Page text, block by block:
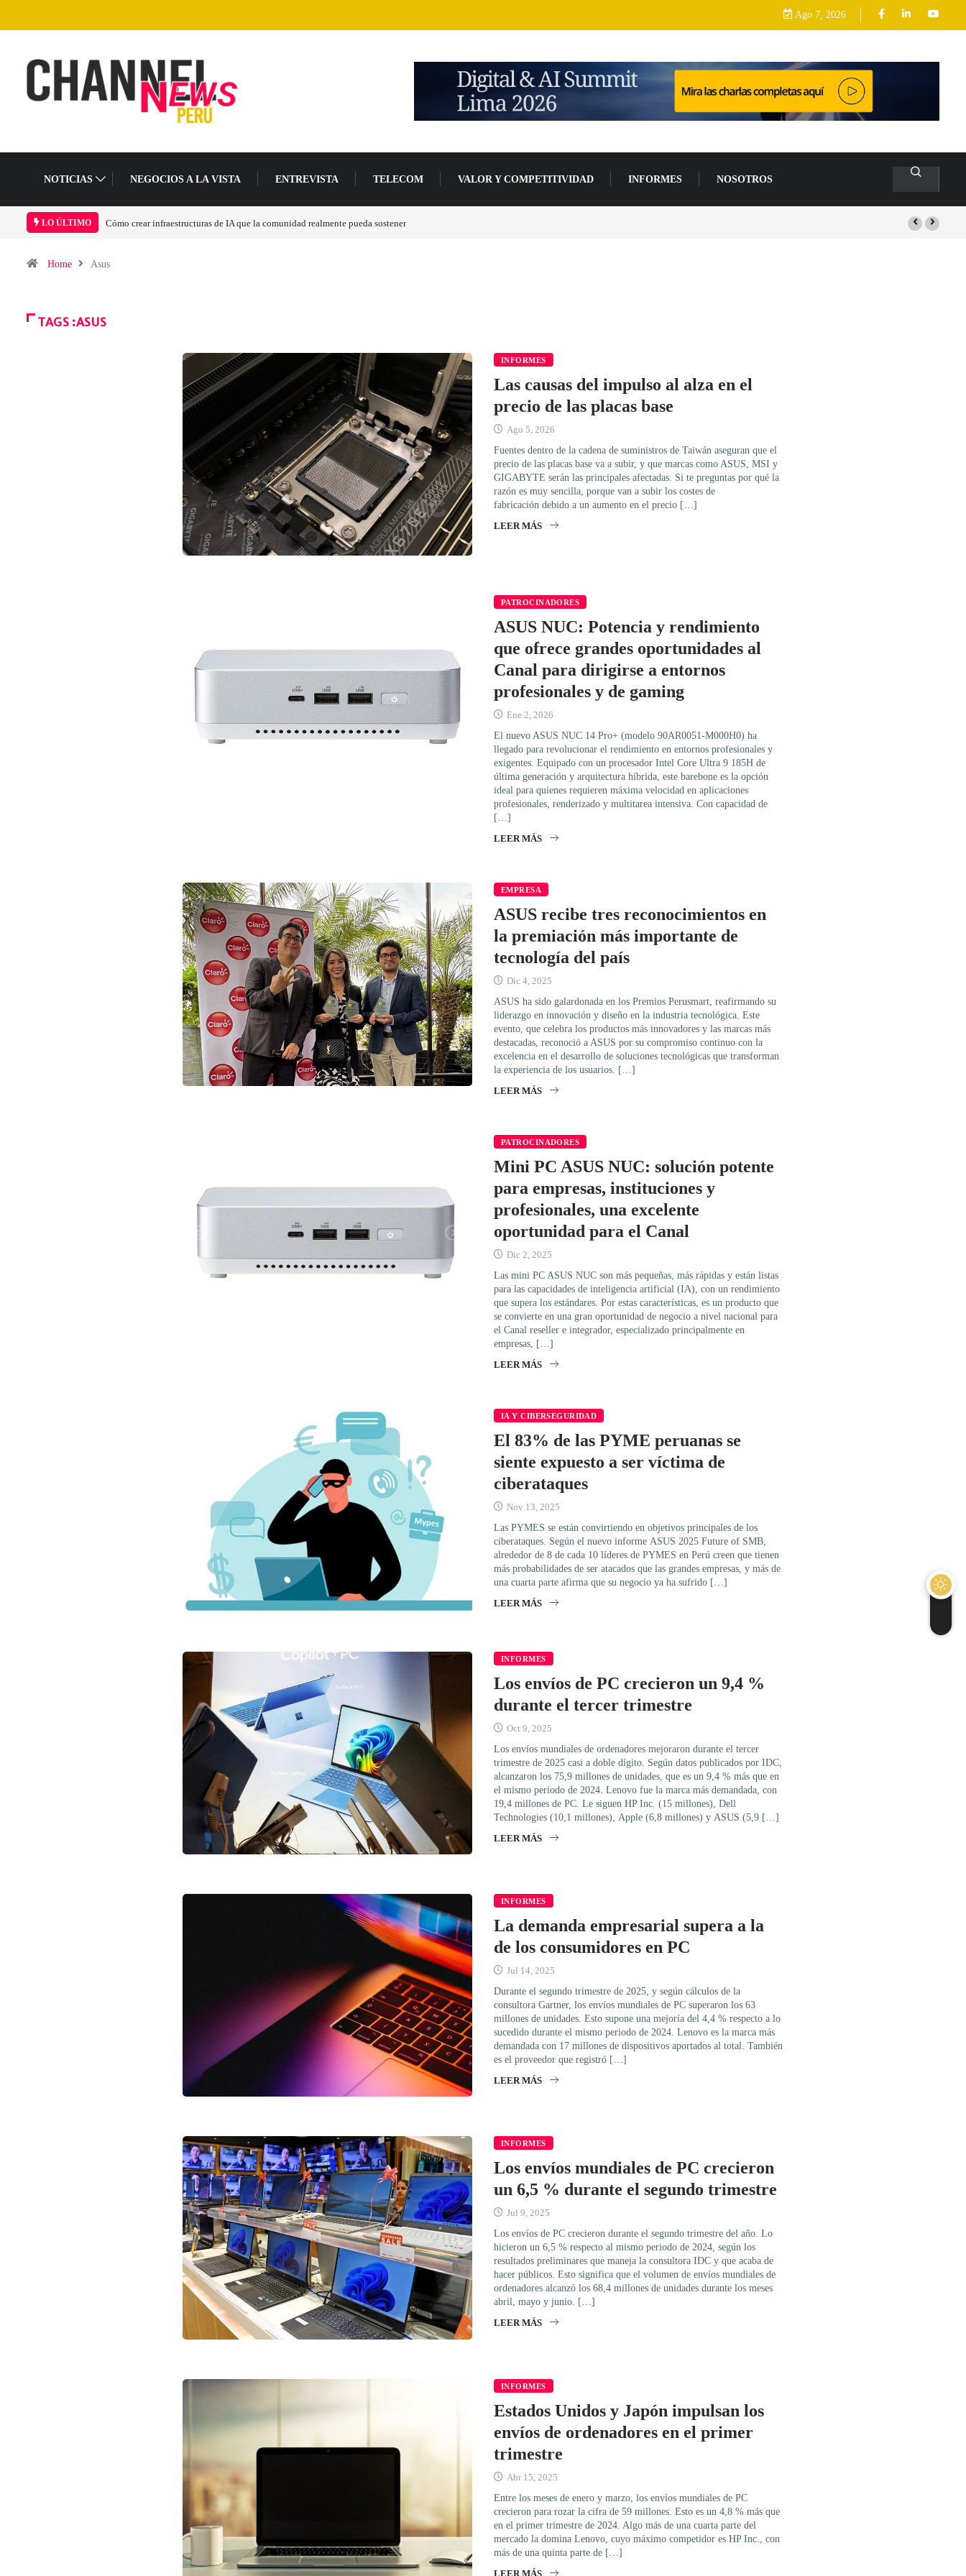
Ago 7, 2026
NOTICIAS NEGOCIOS A LA VISTA ENTREVISTA TELECOM VALOR Y COMPETITIVIDAD INFORMES NOSOTROS
LO ÚLTIMO Las tarjetas gráficas RDNA 5 ya están en fase avanzada de desarrollo
Home Asus
TAGS :ASUS
INFORMES
Las causas del impulso al alza en el
precio de las placas base
Ago 5, 2026
Fuentes dentro de la cadena de suministros de Taiwán aseguran que el
precio de las placas base va a subir, y que marcas como ASUS, MSI y
GIGABYTE serán las principales afectadas. Si te preguntas por qué la
razón es muy sencilla, porque van a subir los costes de
fabricación debido a un aumento en el precio […]
LEER MÁS
PATROCINADORES
ASUS NUC: Potencia y rendimiento
que ofrece grandes oportunidades al
Canal para dirigirse a entornos
profesionales y de gaming
Ene 2, 2026
El nuevo ASUS NUC 14 Pro+ (modelo 90AR0051-M000H0) ha
llegado para revolucionar el rendimiento en entornos profesionales y
exigentes. Equipado con un procesador Intel Core Ultra 9 185H de
última generación y arquitectura híbrida, este barebone es la opción
ideal para quienes requieren máxima velocidad en aplicaciones
profesionales, renderizado y multitarea intensiva. Con capacidad de
[…]
LEER MÁS
EMPRESA
ASUS recibe tres reconocimientos en
la premiación más importante de
tecnología del país
Dic 4, 2025
ASUS ha sido galardonada en los Premios Perusmart, reafirmando su
liderazgo en innovación y diseño en la industria tecnológica. Este
evento, que celebra los productos más innovadores y las marcas más
destacadas, reconoció a ASUS por su compromiso continuo con la
excelencia en el desarrollo de soluciones tecnológicas que transforman
la experiencia de los usuarios. […]
LEER MÁS
PATROCINADORES
Mini PC ASUS NUC: solución potente
para empresas, instituciones y
profesionales, una excelente
oportunidad para el Canal
Dic 2, 2025
Las mini PC ASUS NUC son más pequeñas, más rápidas y están listas
para las capacidades de inteligencia artificial (IA), con un rendimiento
que supera los estándares. Por estas características, es un producto que
se convierte en una gran oportunidad de negocio a nivel nacional para
el Canal reseller e integrador, especializado principalmente en
empresas, […]
LEER MÁS
IA Y CIBERSEGURIDAD
El 83% de las PYME peruanas se
siente expuesto a ser víctima de
ciberataques
Nov 13, 2025
Las PYMES se están convirtiendo en objetivos principales de los
ciberataques. Según el nuevo informe ASUS 2025 Future of SMB,
alrededor de 8 de cada 10 líderes de PYMES en Perú creen que tienen
más probabilidades de ser atacados que las grandes empresas, y más de
una cuarta parte afirma que su negocio ya ha sufrido […]
LEER MÁS
INFORMES
Los envíos de PC crecieron un 9,4 %
durante el tercer trimestre
Oct 9, 2025
Los envíos mundiales de ordenadores mejoraron durante el tercer
trimestre de 2025 casi a doble dígito. Según datos publicados por IDC,
alcanzaron los 75,9 millones de unidades, que es un 9,4 % más que en
el mismo periodo de 2024. Lenovo fue la marca más demandada, con
19,4 millones de PC. Le siguen HP Inc. (15 millones), Dell
Technologies (10,1 millones), Apple (6,8 millones) y ASUS (5,9 […]
LEER MÁS
INFORMES
La demanda empresarial supera a la
de los consumidores en PC
Jul 14, 2025
Durante el segundo trimestre de 2025, y según cálculos de la
consultora Gartner, los envíos mundiales de PC superaron los 63
millones de unidades. Esto supone una mejoría del 4,4 % respecto a lo
sucedido durante el mismo periodo de 2024. Lenovo es la marca más
demandada con 17 millones de dispositivos aportados al total. También
es el proveedor que registró […]
LEER MÁS
INFORMES
Los envíos mundiales de PC crecieron
un 6,5 % durante el segundo trimestre
Jul 9, 2025
Los envíos de PC crecieron durante el segundo trimestre del año. Lo
hicieron un 6,5 % respecto al mismo periodo de 2024, según los
resultados preliminares que maneja la consultora IDC y que acaba de
hacer públicos. Esto significa que el volumen de envíos mundiales de
ordenadores alcanzó los 68,4 millones de unidades durante los meses
abril, mayo y junio. […]
LEER MÁS
INFORMES
Estados Unidos y Japón impulsan los
envíos de ordenadores en el primer
trimestre
Abr 15, 2025
Entre los meses de enero y marzo, los envíos mundiales de PC
crecieron para rozar la cifra de 59 millones. Esto es un 4,8 % más que
en el primer trimestre de 2024. Algo más de una cuarta parte del
mercado la domina Lenovo, cuyo máximo competidor es HP Inc., con
más de una quinta parte de […]
LEER MÁS